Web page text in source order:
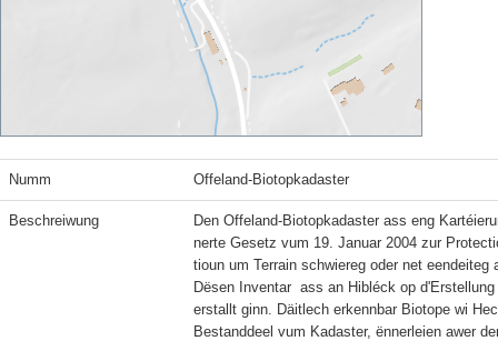
Numm Offeland-Biotopkadaster
Beschreiwung
Den Offeland-Biotopkadaster ass eng
nerte Gesetz vum 19. Januar 2004 zur
tioun um Terrain schwiereg oder net eendeiteg
Dësen Inventar  ass an Hibléck op
erstallt ginn. Däitlech erkennbar Biotope wi
Bestanddeel vum Kadaster, ënnerleien awer